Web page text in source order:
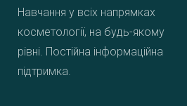
Навчання у всіх напрямках
косметології, на будь-якому
рівні. Постійна інформаційна
підтримка.